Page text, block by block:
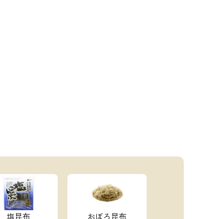
塩昆布 おぼろ昆布